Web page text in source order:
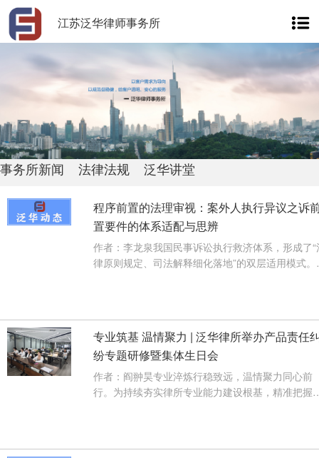
江苏泛华律师事务所
事务所新闻 法律法规 泛华讲堂
程序前置的法理审视：案外人执行异议之诉
置要件的体系适配与思辨
作者：李龙泉我国民事诉讼执行救济体系，形成了“
律原则规定、司法解释细化落地”的双层适用模式。
专业筑基 温情聚力 | 泛华律所举办产品责任
纷专题研修暨集体生日会
作者：阎翀昊专业淬炼行稳致远，温情聚力同心前
行。为持续夯实律所专业能力建设根基，精准把握